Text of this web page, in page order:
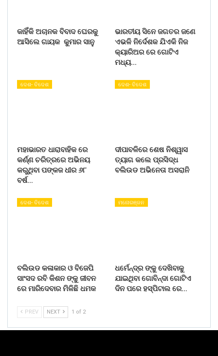
କାହିଁକି ଅଚାନକ ବିବାଦ ଘେରକୁ
ଆସିଲେ ଗାୟକ କୁମାର ସାନୁ
ଭାରତୀୟ ସିନେ ଜଗତର ଜଣେ
ଏଭଳି ନିର୍ଦେଶକ ଯିଏକି ନିଜ
କ୍ୟାରିଅର ରେ ଗୋଟିଏ
ମଧ୍ୟ…
ଦେଶ- ବିଦେଶ
ମହାଭାରତ ଧାରାବାହିକ ରେ
କର୍ଣ୍ଣ ଚରିତ୍ରରେ ଅଭିନୟ
କରୁଥିବା ପଙ୍କଜ ଧୀର ୬୮
ବର୍ଷ…
ଦେଶ- ବିଦେଶ
ଦୀପାବଳିରେ ଶେଷ ନିଶ୍ୱାସ
ତ୍ୟାଗ କଲେ ପ୍ରସିଦ୍ଧ
ବଲିଉଡ ଅଭିନେତା ଅସରାନି
ଦେଶ- ବିଦେଶ
ବଲିଉଡ କଳାକାର ଓ ବିଜେପି
ସାଂସଦ ରବି କିଶନ ଙ୍କୁ ଜୀବନ
ରେ ମାରିଦେବାର ମିଳିଛି ଧମକ
ମନୋରଞ୍ଜନ
ଧର୍ମେନ୍ଦ୍ର ଙ୍କୁ ଦେଖିବାକୁ
ଯାଇଥିବା ଗୋବିନ୍ଦା ଗୋଟିଏ
ଦିନ ପରେ ହସ୍ପିଟାଲ ରେ…
PREV NEXT 1 of 2